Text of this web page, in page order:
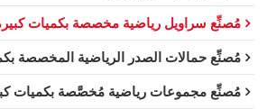
مُصنِّع سراويل رياضية مخصصة بكميات
مُصنِّع حمالات الصدر الرياضية المخصصة
مُصنِّع مجموعات رياضية مُخصَّصة بكميات